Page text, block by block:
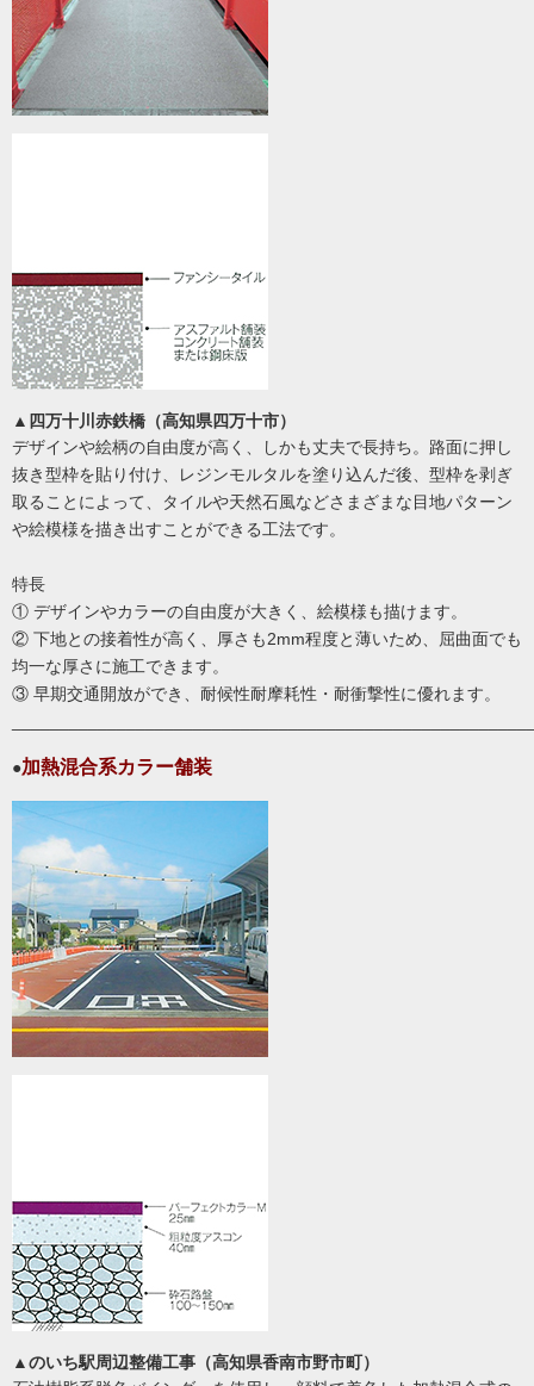
▲四万十川赤鉄橋（高知県四万十市）
デザインや絵柄の自由度が高く、しかも丈夫で長持ち。路面に押し
抜き型枠を貼り付け、レジンモルタルを塗り込んだ後、型枠を剥ぎ
取ることによって、タイルや天然石風などさまざまな目地パターン
や絵模様を描き出すことができる工法です。
特長
① デザインやカラーの自由度が大きく、絵模様も描けます。
② 下地との接着性が高く、厚さも2mm程度と薄いため、屈曲面でも
均一な厚さ に施工できます。
③ 早期交通開放ができ、耐候性耐摩耗性・耐衝撃性に優れます。
●加熱混合系カラー舗装
▲のいち駅周辺整備工事（高知県香南市野市町）